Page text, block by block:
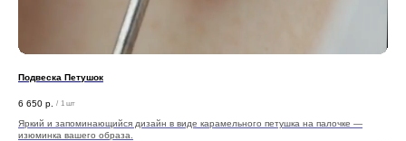
Подвеска Петушок
6 650 р. / 1 шт
Яркий и запоминающийся дизайн в виде карамельного петушка на палочке —
изюминка вашего образа.